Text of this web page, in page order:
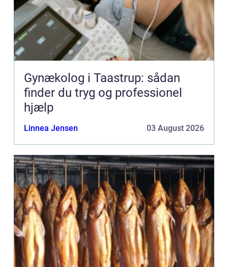
Gynækolog i Taastrup: sådan
finder du tryg og professionel
hjælp
Linnea Jensen 03 August 2026